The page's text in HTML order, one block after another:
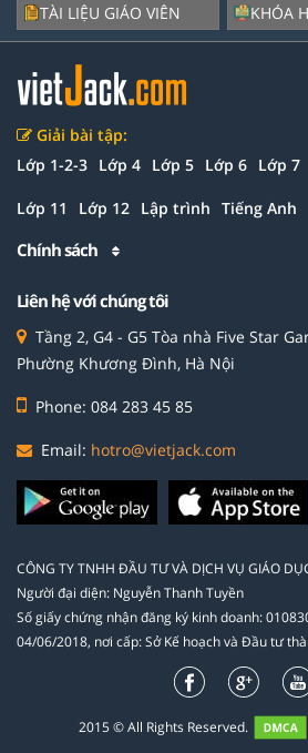
TÀI LIỆU GIÁO VIÊN
KHÓA
Giải bài tập:
Lớp 1-2-3 Lớp 4 Lớp 5 Lớp 6 Lớp 7
Lớp 11 Lớp 12 Lập trình Tiếng Anh
Chính sách
Liên hệ với chúng tôi
Tầng 2, G4 - G5 Tòa nhà Five Star
Phường Khương Đình, Hà Nội
Phone: 084 283 45 85
Email: hotro@vietjack.com
CÔNG TY TNHH ĐẦU TƯ VÀ DỊCH VỤ GIÁO
Người đại diện: Nguyễn Thanh Tuyền
Số giấy chứng nhận đăng ký kinh doanh:
04/06/2018, nơi cấp: Sở Kế hoạch và Đầu tư
2015 © All Rights Reserved.